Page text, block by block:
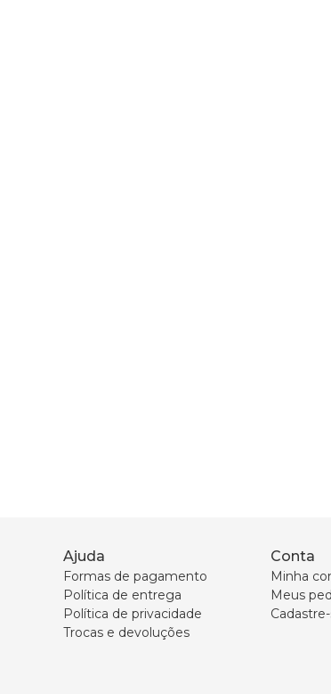
Ajuda
Formas de pagamento
Política de entrega
Política de privacidade
Trocas e devoluções
Conta
Minha
Meus